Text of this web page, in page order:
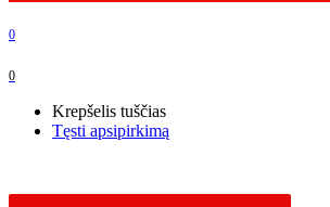
0
0
Krepšelis tuščias
Tęsti apsipirkimą